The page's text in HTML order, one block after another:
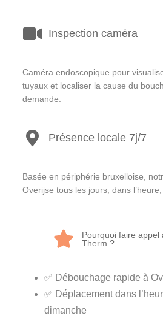
Inspection caméra
Caméra endoscopique pour
tuyaux et localiser la cause du
demande.
Présence locale 7j/7
Basée en périphérie bruxelloise,
Overijse tous les jours, dans
Pourquoi faire appel
Therm ?
✅ Débouchage rapide à
✅ Déplacement dans
dimanche